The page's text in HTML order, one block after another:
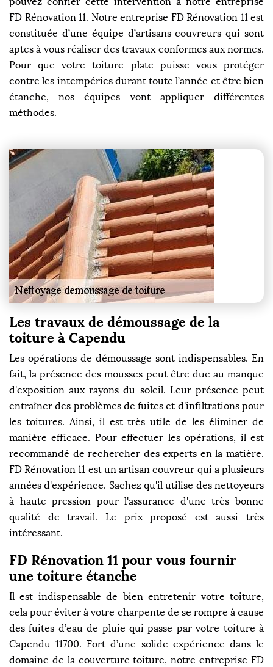
FD Rénovation 11. Notre entreprise FD Rénovation 11 est
constituée d’une équipe d’artisans couvreurs qui sont
aptes à vous réaliser des travaux conformes aux normes.
Pour que votre toiture plate puisse vous protéger
contre les intempéries durant toute l’année et être bien
étanche, nos équipes vont appliquer différentes
méthodes.
Les travaux de démoussage de la
toiture à Capendu
Les opérations de démoussage sont indispensables. En
fait, la présence des mousses peut être due au manque
d'exposition aux rayons du soleil. Leur présence peut
entraîner des problèmes de fuites et d'infiltrations pour
les toitures. Ainsi, il est très utile de les éliminer de
manière efficace. Pour effectuer les opérations, il est
recommandé de rechercher des experts en la matière.
FD Rénovation 11 est un artisan couvreur qui a plusieurs
années d'expérience. Sachez qu'il utilise des nettoyeurs
à haute pression pour l'assurance d'une très bonne
qualité de travail. Le prix proposé est aussi très
intéressant.
FD Rénovation 11 pour vous fournir
une toiture étanche
Il est indispensable de bien entretenir votre toiture,
cela pour éviter à votre charpente de se rompre à cause
des fuites d’eau de pluie qui passe par votre toiture à
Capendu 11700. Fort d’une solide expérience dans le
domaine de la couverture toiture, notre entreprise FD